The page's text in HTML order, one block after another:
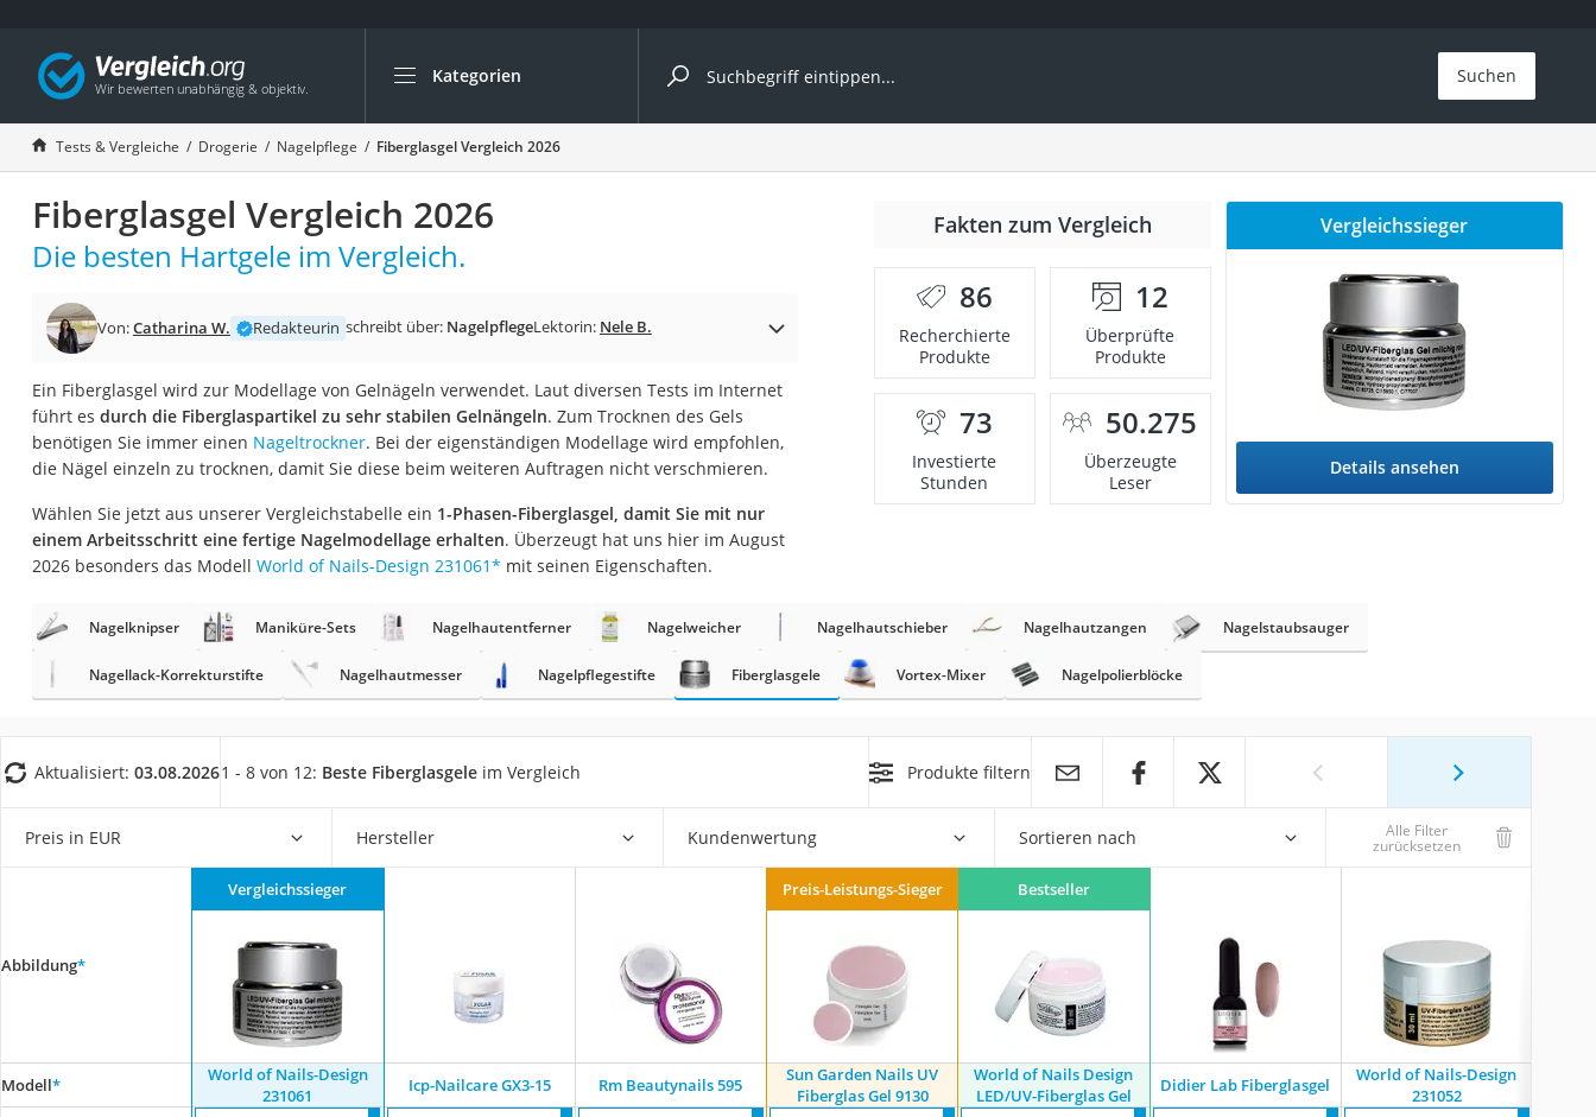
Kategorien
Die beliebtesten Vergleiche nach Kategorie
Drogerie
Inhalator
Haarschneider
Rollator
Braun Rasierer
Katzenklappe (Chip)
Masturbator
Massagepistole
Epilierer
Reisehaartrockner
Eiweißpulver
Katzenklappe
Nackenmassagegerät
Zeckenschutz Katze
Philips-Sonicare-Zahnbürste
Mineralfutter Pferd
Suchen
Tests & Vergleiche Drogerie Nagelpflege Fiberglasgel Vergleich 2026
Fiberglasgel Vergleich 2026
Die besten Hartgele im Vergleich.
Von:Catharina W. Redakteurin schreibt über: NagelpflegeLektorin: Nele B.
Ein Fiberglasgel wird zur Modellage von Gelnägeln verwendet. Laut diversen Tests im Internet
führt es durch die Fiberglaspartikel zu sehr stabilen Gelnängeln. Zum Trocknen des Gels
benötigen Sie immer einen Nageltrockner. Bei der eigenständigen Modellage wird empfohlen,
die Nägel einzeln zu trocknen, damit Sie diese beim weiteren Auftragen nicht verschmieren.
Wählen Sie jetzt aus unserer Vergleichstabelle ein 1-Phasen-Fiberglasgel, damit Sie mit nur
einem Arbeitsschritt eine fertige Nagelmodellage erhalten. Überzeugt hat uns hier im August
2026 besonders das Modell World of Nails-Design 231061* mit seinen Eigenschaften.
Fakten zum Vergleich
86
Recherchierte
Produkte
12
Überprüfte
Produkte
73
Investierte
Stunden
50.275
Überzeugte
Leser
Vergleichssieger
Details ansehen
Nagelknipser Maniküre-Sets Nagelhautentferner Nagelweicher Nagelhautschieber Nagelhautzangen Nagelstaubsauger
Nagellack-Korrekturstifte Nagelhautmesser Nagelpflegestifte Fiberglasgele Vortex-Mixer Nagelpolierblöcke
Aktualisiert: 03.08.20261 - 8 von 12: Beste Fiberglasgele im Vergleich Produkte filtern
Preis in EUR Hersteller Kundenwertung Sortieren nach Alle Filter
zurücksetzen
Abbildung*
Vergleichssieger Preis-Leistungs-Sieger Bestseller
Modell*
World of Nails-Design
231061
Icp-Nailcare GX3-15 Rm Beautynails 595
Sun Garden Nails UV
Fiberglas Gel 9130
World of Nails Design
LED/UV-Fiberglas Gel
Didier Lab Fiberglasgel
World of Nails-Design
231052